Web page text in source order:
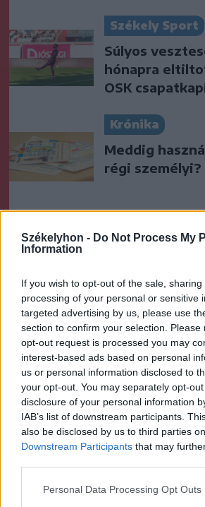
Székelyhon - Do Not Process My
Information
If you wish to opt-out of the sale,
processing of your personal or sensitive
targeted advertising by us, please use
section to confirm your selection.
opt-out request is processed you may
interest-based ads based on personal
us or personal information disclosed to
your opt-out. You may separately opt-
disclosure of your personal information
IAB’s list of downstream participants.
also be disclosed by us to third parties
Downstream Participants that may
Personal Data Processing Opt Outs
Székely Sport
Súlyos
hónapra
OSK
Krónika
Meddig
régi személyi?
Új sportággal
nemzetközi
versenyt
Nőileg
Sándor Ella:
menjünk!